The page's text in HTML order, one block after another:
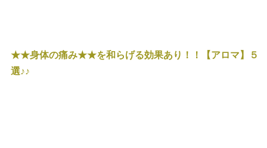
★★身体の痛み★★を和らげる効果あり！！【アロマ】５
選♪♪